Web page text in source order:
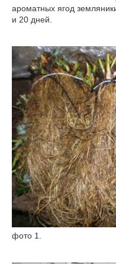
ароматных ягод
и 20 дней.
фото 1.